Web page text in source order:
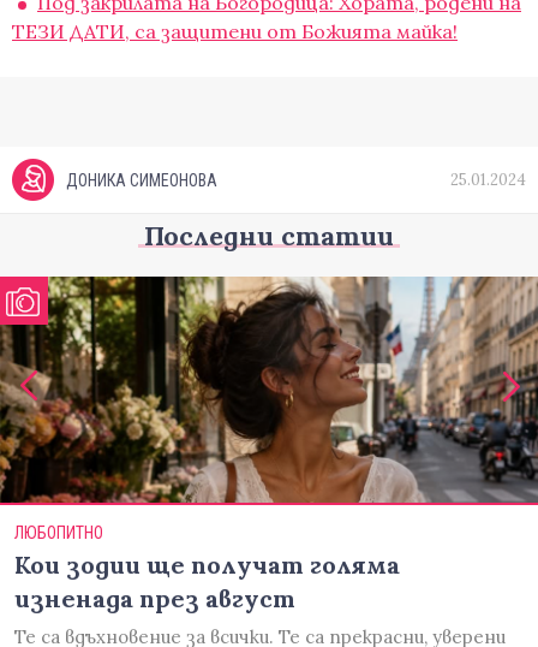
ТЕЗИ ДАТИ, са защитени от Божията майка!
ДОНИКА СИМЕОНОВА 25.01.2024
Последни статии
ЛЮБОПИТНО
Кои зодии ще получат голяма
изненада през август
Те са вдъхновение за всички. Те са прекрасни, уверени